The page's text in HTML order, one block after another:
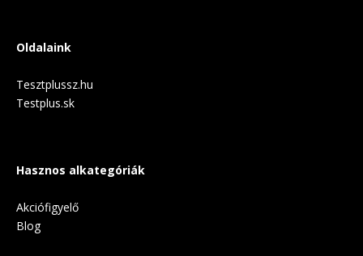
Oldalaink
Tesztplussz.hu
Testplus.sk
Hasznos alkategóriák
Akciófigyelő
Blog